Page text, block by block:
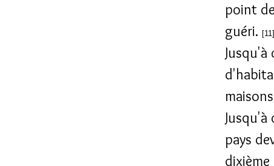
point
guéri. [11]
Jusqu'à
pays